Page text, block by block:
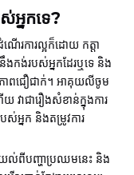
នកទេ?
រការល្អក៏ដោយ កត្តា
កង់របស់អ្នកដែរឬទេ និង
ភាពជឿជាក់។ អាគុយលីចូម
វាជារឿងសំខាន់ក្នុងការ
អ្នក និងតម្រូវការ
ល់ពីបញ្ហាប្រឈមនេះ និង